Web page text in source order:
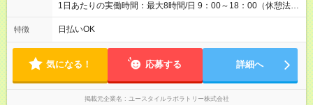
1日あたりの実働時間：最大8時間/日 9：00～18：00（休憩法定
通り） ※業務により前後する場合あり ※完全週休2日制
特徴 日払いOK
気になる！ 応募する 詳細へ
掲載元企業名 ユースタイルラボラトリー株式会社